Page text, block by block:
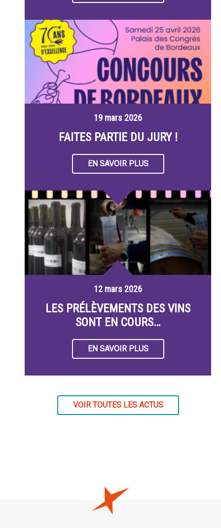
19 mars 2026
FAITES PARTIE DU JURY !
EN SAVOIR PLUS
12 mars 2026
LES PRÉLÈVEMENTS DES VINS
SONT EN COURS…
EN SAVOIR PLUS
VOIR TOUTES LES ACTUS